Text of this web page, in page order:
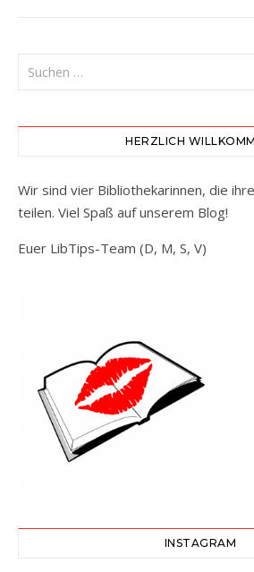
HERZLICH
Wir sind vier Bibliothekarinnen, die
teilen. Viel Spaß auf unserem Blog!
Euer LibTips-Team (D, M, S, V)
INSTAGRAM